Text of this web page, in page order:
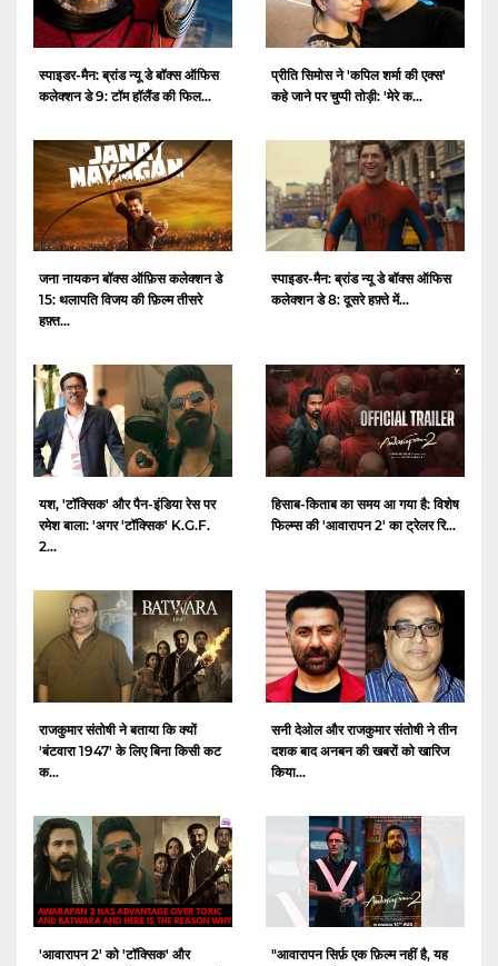
स्पाइडर-मैन: ब्रांड न्यू डे बॉक्स ऑफिस
कलेक्शन डे 9: टॉम हॉलैंड की फिल...
प्रीति सिमोस ने 'कपिल शर्मा की एक्स'
कहे जाने पर चुप्पी तोड़ी: 'मेरे क...
जना नायकन बॉक्स ऑफ़िस कलेक्शन डे
15: थलापति विजय की फ़िल्म तीसरे
हफ़्त...
स्पाइडर-मैन: ब्रांड न्यू डे बॉक्स ऑफिस
कलेक्शन डे 8: दूसरे हफ़्ते में...
यश, 'टॉक्सिक' और पैन-इंडिया रेस पर
रमेश बाला: 'अगर 'टॉक्सिक' K.G.F.
2...
हिसाब-किताब का समय आ गया है: विशेष
फिल्म्स की 'आवारापन 2' का ट्रेलर रि...
राजकुमार संतोषी ने बताया कि क्यों
'बंटवारा 1947' के लिए बिना किसी कट
क...
सनी देओल और राजकुमार संतोषी ने तीन
दशक बाद अनबन की खबरों को खारिज
किया...
'आवारापन 2' को 'टॉक्सिक' और
"आवारापन सिर्फ़ एक फ़िल्म नहीं है, यह